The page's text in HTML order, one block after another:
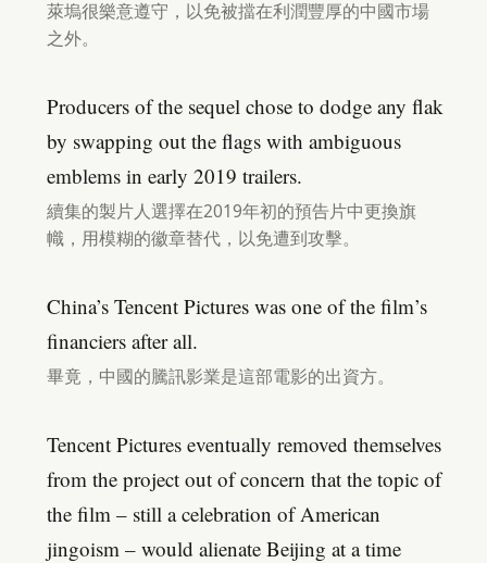
萊塢很樂意遵守，以免被擋在利潤豐厚的中國市場
之外。
Producers of the sequel chose to dodge any flak
by swapping out the flags with ambiguous
emblems in early 2019 trailers.
續集的製片人選擇在2019年初的預告片中更換旗
幟，用模糊的徽章替代，以免遭到攻擊。
China’s Tencent Pictures was one of the film’s
financiers after all.
畢竟，中國的騰訊影業是這部電影的出資方。
Tencent Pictures eventually removed themselves
from the project out of concern that the topic of
the film – still a celebration of American
jingoism – would alienate Beijing at a time